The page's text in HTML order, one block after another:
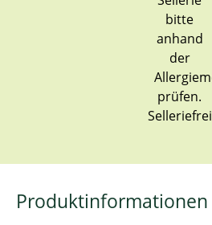
Selleriefrei
Produktinformationen